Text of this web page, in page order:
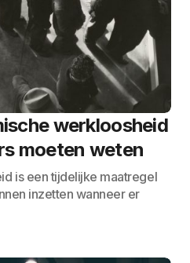
werkloosheid
moeten weten
is een tijdelijke maatregel
inzetten wanneer er